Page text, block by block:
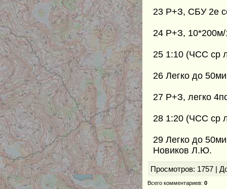
23 Р+З, СБУ 2е
24 Р+З, 10*200м/
25 1:10 (ЧСС ср
26 Легко до
27 Р+З, легко
28 1:20 (ЧСС ср
29 Легко до
Новиков Л.Ю.
Просмотров: 1757 |
Всего комментариев: 0